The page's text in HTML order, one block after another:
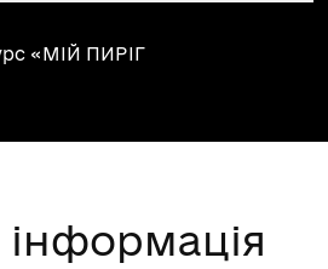
«МІЙ ПИРІГ
інформація